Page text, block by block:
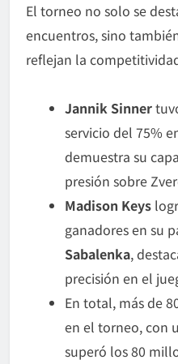
El torneo no solo se
encuentros, sino
reflejan la
Jannik Sinner
servicio del 75%
demuestra su
presión sobre
Madison Keys
ganadores en su
Sabalenka,
precisión en el
En total, más de
en el torneo, con
superó los 80